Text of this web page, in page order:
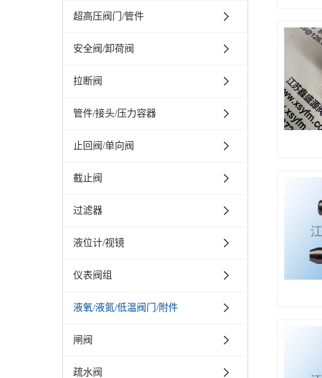
超高压阀门/管件
安全阀/卸荷阀
拉断阀
管件/接头/压力容器
止回阀/单向阀
截止阀
过滤器
液位计/视镜
仪表阀组
液氧/液氮/低温阀门/附件
闸阀
疏水阀